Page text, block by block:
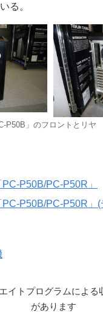
る。
P50B」のフロントとリヤ
P50B/PC-P50R」
P50B/PC-P50R」(
イトプログラムによる
があります